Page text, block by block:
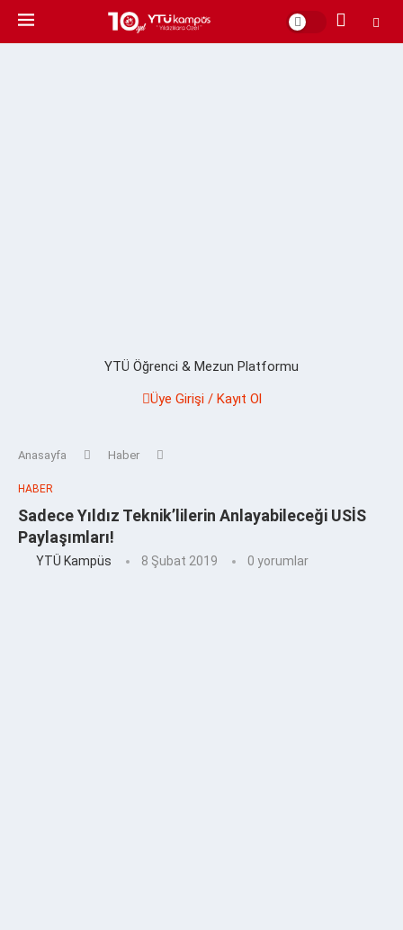
YTÜ Öğrenci & Mezun Platformu
Üye Girişi / Kayıt Ol
Anasayfa Haber
HABER
Sadece Yıldız Teknik’lilerin Anlayabileceği USİS
Paylaşımları!
YTÜ Kampüs 8 Şubat 2019 0 yorumlar